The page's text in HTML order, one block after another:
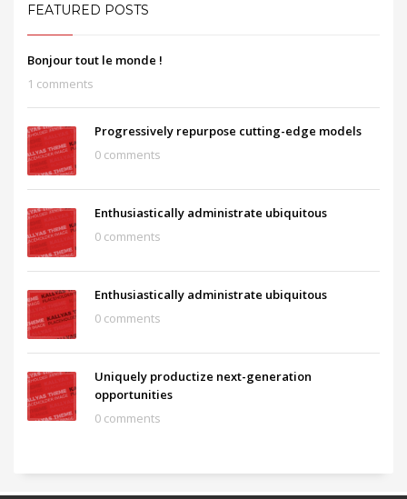
FEATURED POSTS
Bonjour tout le monde !
1 comments
Progressively repurpose cutting-edge models
0 comments
Enthusiastically administrate ubiquitous
0 comments
Enthusiastically administrate ubiquitous
0 comments
Uniquely productize next-generation
opportunities
0 comments